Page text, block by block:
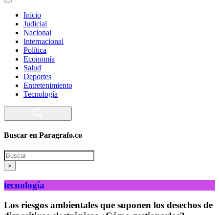
Inicio
Judicial
Nacional
Internacional
Política
Economía
Salud
Deportes
Entretenimiento
Tecnología
Buscar en Paragrafo.co
Search
×
tecnología
Los riesgos ambientales que suponen los desechos de